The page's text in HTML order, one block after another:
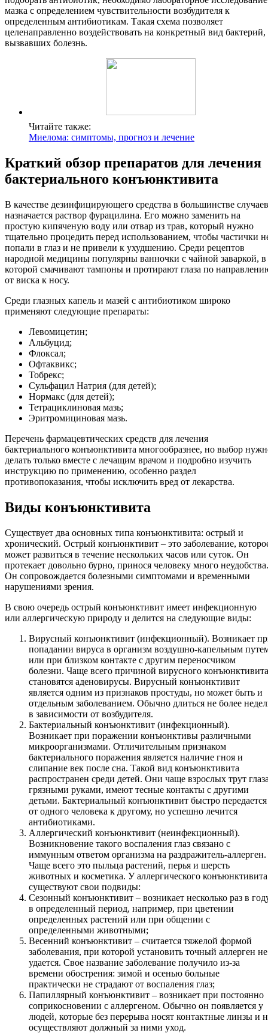
мазка с определением чувствительности возбудителя к
определенным антибиотикам. Такая схема позволяет
целенаправленно воздействовать на конкретный вид бактерий,
вызвавших болезнь.
Читайте также:
Миелома: симптомы, прогноз и лечение
Краткий обзор препаратов для лечения
бактериального конъюнктивита
В качестве дезинфицирующего средства в большинстве случаев
назначается раствор фурацилина. Его можно заменить на
простую кипяченую воду или отвар из трав, который нужно
тщательно процедить перед использованием, чтобы частички
попали в глаз и не привели к ухудшению. Среди рецептов
народной медицины популярны ванночки с чайной заваркой, в
которой смачивают тампоны и протирают глаза по
от виска к носу.
Среди глазных капель и мазей с антибиотиком широко
применяют следующие препараты:
Левомицетин;
Альбуцид;
Флоксал;
Офтаквикс;
Тобрекс;
Сульфацил Натрия (для детей);
Нормакс (для детей);
Тетрациклиновая мазь;
Эритромициновая мазь.
Перечень фармацевтических средств для лечения
бактериального конъюнктивита многообразнее, но выбор
делать только вместе с лечащим врачом и подробно изучить
инструкцию по применению, особенно раздел
противопоказания, чтобы исключить вред от лекарства.
Виды конъюнктивита
Существует два основных типа конъюнктивита: острый и
хронический. Острый конъюнктивит – это заболевание,
может развиться в течение нескольких часов или суток. Он
протекает довольно бурно, принося человеку много неудобства.
Он сопровождается болезными симптомами и временными
нарушениями зрения.
В свою очередь острый конъюнктивит имеет инфекционную
или аллергическую природу и делится на следующие виды:
Вирусный конъюнктивит (инфекционный). Возникает
попадании вируса в организм воздушно-капельным
или при близком контакте с другим переносчиком
болезни. Чаще всего причиной вирусного конъюнктивита
становятся аденовирусы. Вирусный конъюнктивит
является одним из признаков простуды, но может быть и
отдельным заболеванием. Обычно длиться не более
в зависимости от возбудителя.
Бактериальный конъюнктивит (инфекционный).
Возникает при поражении конъюнктивы различными
микроорганизмами. Отличительным признаком
бактериального поражения является наличие гноя и
слипание век после сна. Такой вид конъюнктивита
распространен среди детей. Они чаще взрослых трут
грязными руками, имеют тесные контакты с другими
детьми. Бактериальный конъюнктивит быстро передается
от одного человека к другому, но успешно лечится
антибиотиками.
Аллергический конъюнктивит (неинфекционный).
Возникновение такого воспаления глаз связано с
иммунным ответом организма на раздражитель-аллерген.
Чаще всего это пыльца растений, перья и шерсть
животных и косметика. У аллергического конъюнктивита
существуют свои подвиды:
Сезонный конъюнктивит – возникает несколько раз в
в определенный период, например, при цветении
определенных растений или при общении с
определенными животными;
Весенний конъюнктивит – считается тяжелой формой
заболевания, при которой установить точный аллерген не
удается. Свое название заболевание получило из-за
времени обострения: зимой и осенью больные
практически не страдают от воспаления глаз;
Папиллярный конъюнктивит – возникает при постоянно
соприкосновении с аллергеном. Обычно он появляется у
людей, которые без перерыва носят контактные линзы и
осуществляют должный за ними уход.